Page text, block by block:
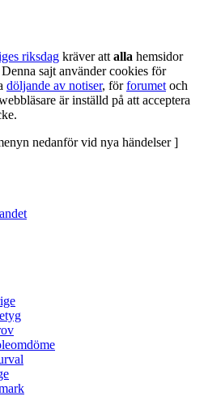
riksdag kräver att alla hemsidor
Denna sajt använder cookies för
döljande av notiser, förforumet och
är inställd på att acceptera
nedanför vid nya händelser ]